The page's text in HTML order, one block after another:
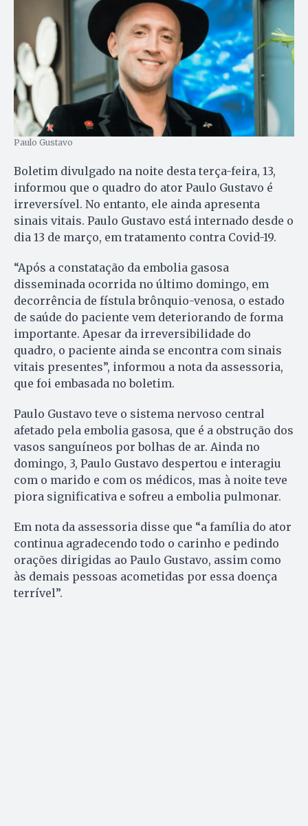
Paulo Gustavo
Boletim divulgado na noite desta terça-feira, 13,
informou que o quadro do ator Paulo Gustavo é
irreversível. No entanto, ele ainda apresenta
sinais vitais. Paulo Gustavo está internado desde o
dia 13 de março, em tratamento contra Covid-19.
“Após a constatação da embolia gasosa
disseminada ocorrida no último domingo, em
decorrência de fístula brônquio-venosa, o estado
de saúde do paciente vem deteriorando de forma
importante. Apesar da irreversibilidade do
quadro, o paciente ainda se encontra com sinais
vitais presentes”, informou a nota da assessoria,
que foi embasada no boletim.
Paulo Gustavo teve o sistema nervoso central
afetado pela embolia gasosa, que é a obstrução dos
vasos sanguíneos por bolhas de ar. Ainda no
domingo, 3, Paulo Gustavo despertou e interagiu
com o marido e com os médicos, mas à noite teve
piora significativa e sofreu a embolia pulmonar.
Em nota da assessoria disse que “a família do ator
continua agradecendo todo o carinho e pedindo
orações dirigidas ao Paulo Gustavo, assim como
às demais pessoas acometidas por essa doença
terrível”.